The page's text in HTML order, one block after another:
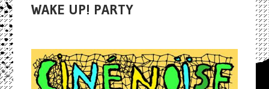
WAKE UP! PARTY